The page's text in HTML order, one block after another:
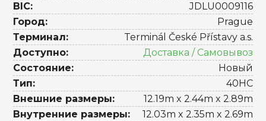
BIC:
JDLU0009116
Город:
Prague
Терминал:
Terminál České Přístavy a.s.
Доступно:
Доставка / Самовывоз
Состояние:
Новый
Тип:
40HC
Внешние размеры:
12.19m x 2.44m x 2.89m
Внутренние размеры:
12.03m x 2.35m x 2.69m